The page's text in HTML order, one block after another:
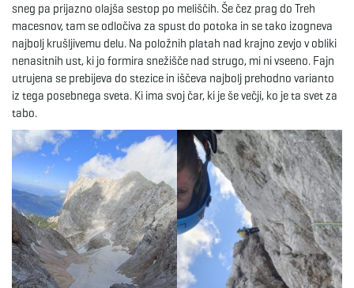
sneg pa prijazno olajša sestop po meliščih. Še čez prag do Treh
macesnov, tam se odločiva za spust do potoka in se tako izogneva
najbolj krušljivemu delu. Na položnih platah nad krajno zevjo v obliki
nenasitnih ust, ki jo formira snežišče nad strugo, mi ni vseeno. Fajn
utrujena se prebijeva do stezice in iščeva najbolj prehodno varianto
iz tega posebnega sveta. Ki ima svoj čar, ki je še večji, ko je ta svet za
tabo.